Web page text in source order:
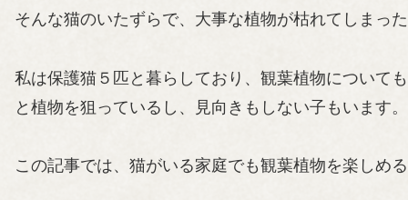
そんな猫のいたずらで、大事な植物が枯れてしまっ
私は保護猫５匹と暮らしており、観葉植物について
と植物を狙っているし、見向きもしない子もいます。
この記事では、猫がいる家庭でも観葉植物を楽しめ